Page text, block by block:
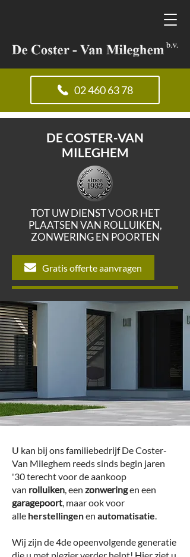
02 460 63 78
DE COSTER-VAN
MILEGHEM
TOT UW DIENST VOOR HET
PLAATSEN VAN ROLLUIKEN,
ZONWERING EN POORTEN
Gratis offerte aanvragen
U kan bij ons familiebedrijf De Coster-
Van Mileghem reeds sinds begin jaren
'30 terecht voor de aankoop
van rolluiken, een zonweringen een
garagepoort, maar ook voor
alle herstellingenen automatisatie.
Wij zijn de 4de opeenvolgende generatie